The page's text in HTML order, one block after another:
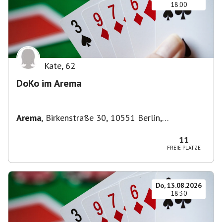
18:00
Kate, 62
DoKo im Arema
Arema, Birkenstraße 30, 10551 Berlin,
11
FREIE PLÄTZE
Do, 13.08.2026
18:30